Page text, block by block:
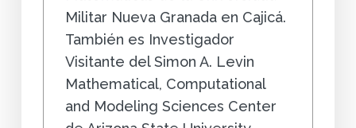
Militar Nueva Granada en Cajicá.
También es Investigador
Visitante del Simon A. Levin
Mathematical, Computational
and Modeling Sciences Center